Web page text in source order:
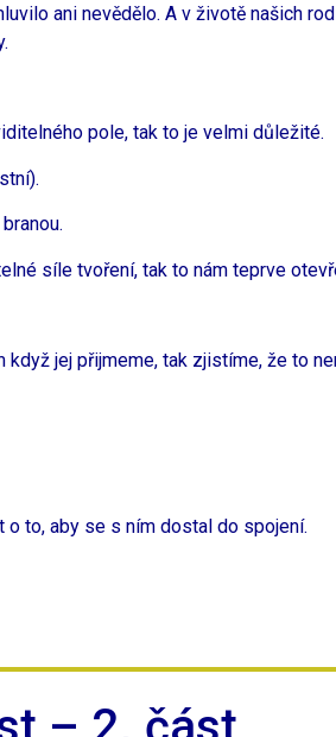
ani nevědělo. A v životě našich
pole, tak to je velmi důležité.
síle tvoření, tak to nám teprve
jej přijmeme, tak zjistíme, že to
o to, aby se s ním dostal do spojení.